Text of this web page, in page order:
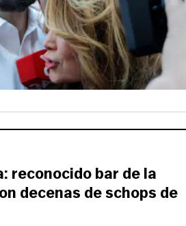
reconocido bar de la
decenas de schops de